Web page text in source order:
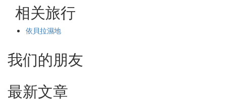
相关旅行
依貝拉濕地
我们的朋友
最新文章